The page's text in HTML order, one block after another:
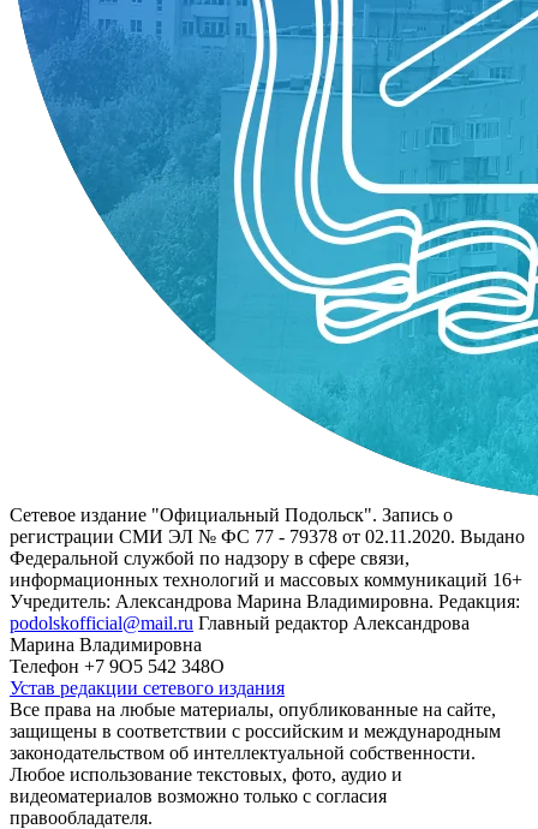
Сетевое издание "Официальный Подольск". Запись о
регистрации СМИ ЭЛ № ФС 77 - 79378 от 02.11.2020. Выдано
Федеральной службой по надзору в сфере связи,
информационных технологий и массовых коммуникаций 16+
Учредитель: Александрова Марина Владимировна. Редакция:
podolskofficial@mail.ru Главный редактор Александрова
Марина Владимировна
Телефон +7 9О5 542 348О
Устав редакции сетевого издания
Все права на любые материалы, опубликованные на сайте,
защищены в соответствии с российским и международным
законодательством об интеллектуальной собственности.
Любое использование текстовых, фото, аудио и
видеоматериалов возможно только с согласия
правообладателя.